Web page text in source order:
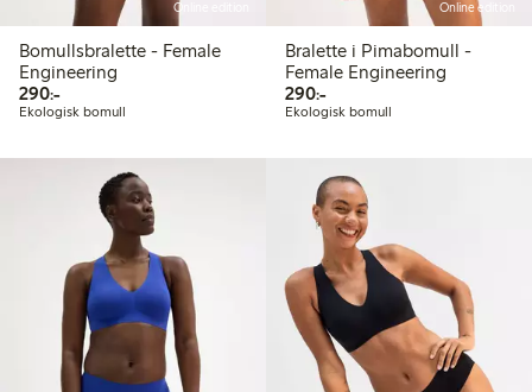
Online edition
Bomullsbralette - Female
Engineering
290:-290,00 kr
Ekologisk bomull
Online edition
Bralette i Pimabomull -
Female Engineering
290:-290,00 kr
Ekologisk bomull